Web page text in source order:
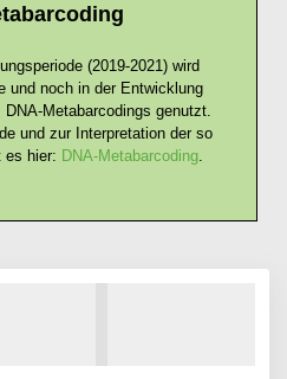
(2019-2021) wird
und noch in der Entwicklung
Metabarcodings genutzt.
und zur Interpretation der so
es hier: DNA-Metabarcoding